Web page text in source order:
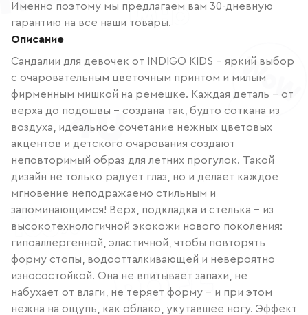
Именно поэтому мы предлагаем вам 30-дневную
гарантию на все наши товары.
Описание
Сандалии для девочек от INDIGO KIDS – яркий выбор
с очаровательным цветочным принтом и милым
фирменным мишкой на ремешке. Каждая деталь – от
верха до подошвы – создана так, будто соткана из
воздуха, идеальное сочетание нежных цветовых
акцентов и детского очарования создают
неповторимый образ для летних прогулок. Такой
дизайн не только радует глаз, но и делает каждое
мгновение неподражаемо стильным и
запоминающимся! Верх, подкладка и стелька – из
высокотехнологичной экокожи нового поколения:
гипоаллергенной, эластичной, чтобы повторять
форму стопы, водоотталкивающей и невероятно
износостойкой. Она не впитывает запахи, не
набухает от влаги, не теряет форму – и при этом
нежна на ощупь, как облако, укутавшее ногу. Эффект